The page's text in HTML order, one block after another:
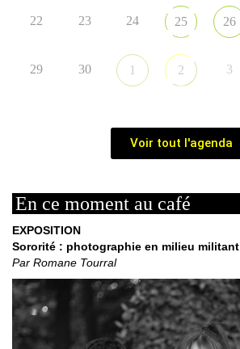
22 23 24 25 26
29 30 1 2 3
Voir tout l'agenda
En ce moment au café
EXPOSITION
Sororité : photographie en milieu militant
Par Romane Tourral